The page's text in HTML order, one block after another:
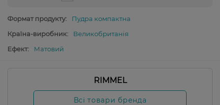
Формат продукту:
Пудра компактна
Країна-виробник:
Великобританія
Ефект:
Матовий
RIMMEL
Всі товари бренда